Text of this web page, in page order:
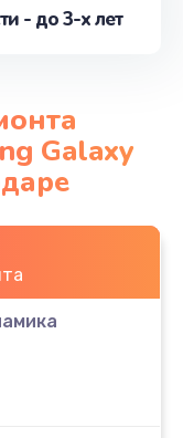
- до 3-х лет
Galaxy